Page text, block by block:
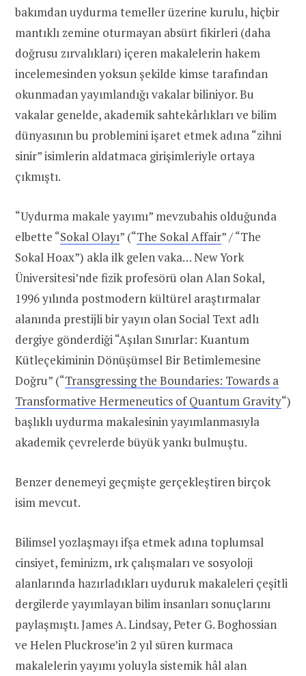
bakımdan uydurma temeller üzerine kurulu, hiçbir
mantıklı zemine oturmayan absürt fikirleri (daha
doğrusu zırvalıkları) içeren makalelerin hakem
incelemesinden yoksun şekilde kimse tarafından
okunmadan yayımlandığı vakalar biliniyor. Bu
vakalar genelde, akademik sahtekârlıkları ve bilim
dünyasının bu problemini işaret etmek adına “zihni
sinir” isimlerin aldatmaca girişimleriyle ortaya
çıkmıştı.
“Uydurma makale yayımı” mevzubahis olduğunda
elbette “Sokal Olayı” (“The Sokal Affair” / “The
Sokal Hoax”) akla ilk gelen vaka… New York
Üniversitesi’nde fizik profesörü olan Alan Sokal,
1996 yılında postmodern kültürel araştırmalar
alanında prestijli bir yayın olan Social Text adlı
dergiye gönderdiği “Aşılan Sınırlar: Kuantum
Kütleçekiminin Dönüşümsel Bir Betimlemesine
Doğru” (“Transgressing the Boundaries: Towards a
Transformative Hermeneutics of Quantum Gravity“)
başlıklı uydurma makalesinin yayımlanmasıyla
akademik çevrelerde büyük yankı bulmuştu.
Benzer denemeyi geçmişte gerçekleştiren birçok
isim mevcut.
Bilimsel yozlaşmayı ifşa etmek adına toplumsal
cinsiyet, feminizm, ırk çalışmaları ve sosyoloji
alanlarında hazırladıkları uyduruk makaleleri çeşitli
dergilerde yayımlayan bilim insanları sonuçlarını
paylaşmıştı. James A. Lindsay, Peter G. Boghossian
ve Helen Pluckrose’in 2 yıl süren kurmaca
makalelerin yayımı yoluyla sistemik hâl alan